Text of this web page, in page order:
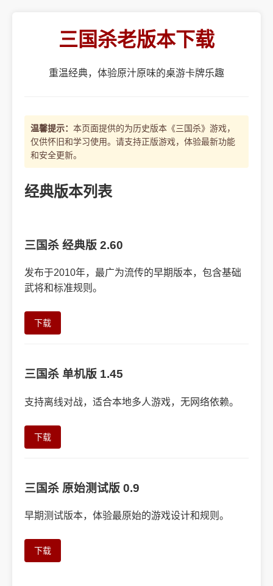
三国杀老版本下载
重温经典，体验原汁原味的桌游卡牌乐趣
温馨提示： 本页面提供的为历史版本《三国杀》游戏，
仅供怀旧和学习使用。请支持正版游戏，体验最新功能
和安全更新。
经典版本列表
三国杀 经典版 2.60
发布于2010年，最广为流传的早期版本，包含基础
武将和标准规则。
下载
三国杀 单机版 1.45
支持离线对战，适合本地多人游戏，无网络依赖。
下载
三国杀 原始测试版 0.9
早期测试版本，体验最原始的游戏设计和规则。
下载